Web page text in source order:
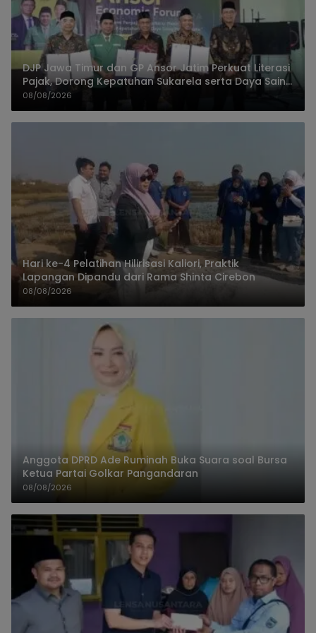
DJP Jawa Timur dan GP Ansor Jatim Perkuat Literasi
Pajak, Dorong Kepatuhan Sukarela serta Daya Saing
UMKM
08/08/2026
Hari ke-4 Pelatihan Hilirisasi Kaliori, Praktik
Lapangan Dipandu dari Rama Shinta Cirebon
08/08/2026
Anggota DPRD Ade Ruminah Buka Suara soal Bursa
Ketua Partai Golkar Pangandaran
08/08/2026